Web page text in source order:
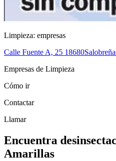
Limpieza: empresas
Calle Fuente A, 25 18680Salobreña
Empresas de Limpieza
Cómo ir
Contactar
Llamar
Encuentra
Amarillas